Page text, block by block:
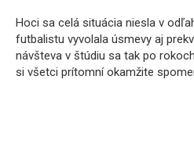
Hoci sa celá situácia niesla v
futbalistu vyvolala úsmevy aj
návšteva v štúdiu sa tak po
si všetci prítomní okamžite